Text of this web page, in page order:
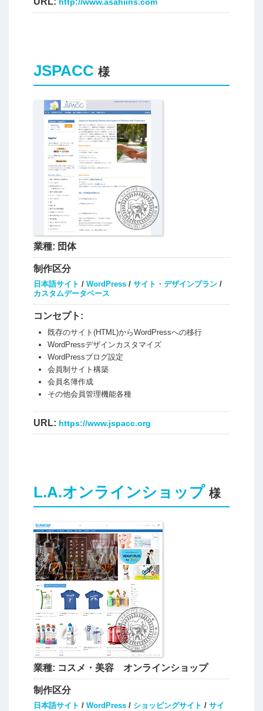
JSPACC 様
業種: 団体
制作区分
日本語サイト / WordPress/ サイト・デザインプラン/
カスタムデータベース
コンセプト:
既存のサイト(HTML)からWordPressへの移行
WordPressデザインカスタマイズ
WordPressブログ設定
会員制サイト構築
会員名簿作成
その他会員管理機能各種
URL: https://www.jspacc.org
L.A.オンラインショップ 様
業種: コスメ・美容 オンラインショップ
制作区分
日本語サイト / WordPress/ ショッピングサイト / サイ